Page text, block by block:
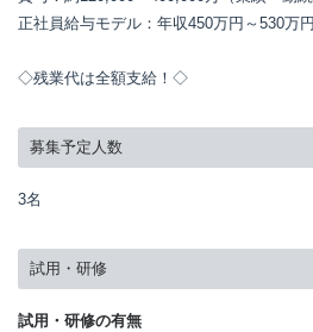
正社員給与モデル：年収450万円～530万円
◇残業代は全額支給！◇
募集予定人数
3名
試用・研修
試用・研修の有無